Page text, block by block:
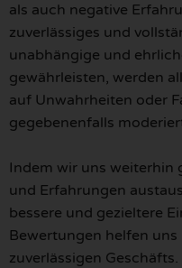
als auch negative
zuverlässiges und
unabhängige und
gewährleisten, werden
auf Unwahrheiten oder
gegebenenfalls
Indem wir uns weiterhin
und Erfahrungen
bessere und gezieltere
Bewertungen helfen
zuverlässigen